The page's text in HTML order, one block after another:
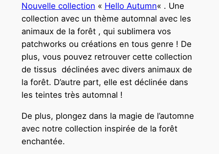
u
M
a
k
o
w
e
r
H
e
l
Nouvelle collection « Hello Autumn« . Une
collection avec un thème automnal avec les
animaux de la forêt , qui sublimera vos
patchworks ou créations en tous genre ! De
plus, vous pouvez retrouver cette collection
de tissus déclinées avec divers animaux de
la forêt. D’autre part, elle est déclinée dans
les teintes très automnal !
De plus, plongez dans la magie de l’automne
avec notre collection inspirée de la forêt
enchantée.